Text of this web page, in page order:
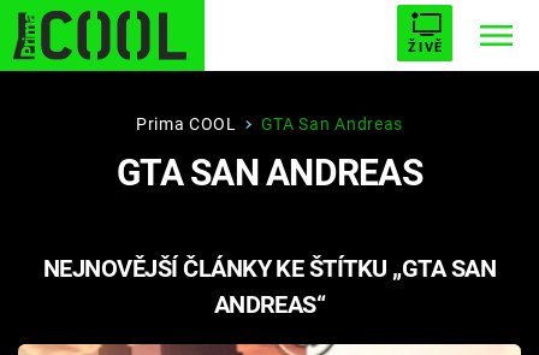
ŽIVĚ
STARHOUSE BUFFY, PŘEMOŽITELKA UPÍRŮ
PLNEJ KOTEL AVENGERS 5
Prima COOL GTA San Andreas
GTA SAN ANDREAS
NEJNOVĚJŠÍ ČLÁNKY KE ŠTÍTKU „GTA SAN
ANDREAS“